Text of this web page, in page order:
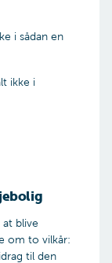
i sådan en
ikke i
blive
om to vilkår:
til den